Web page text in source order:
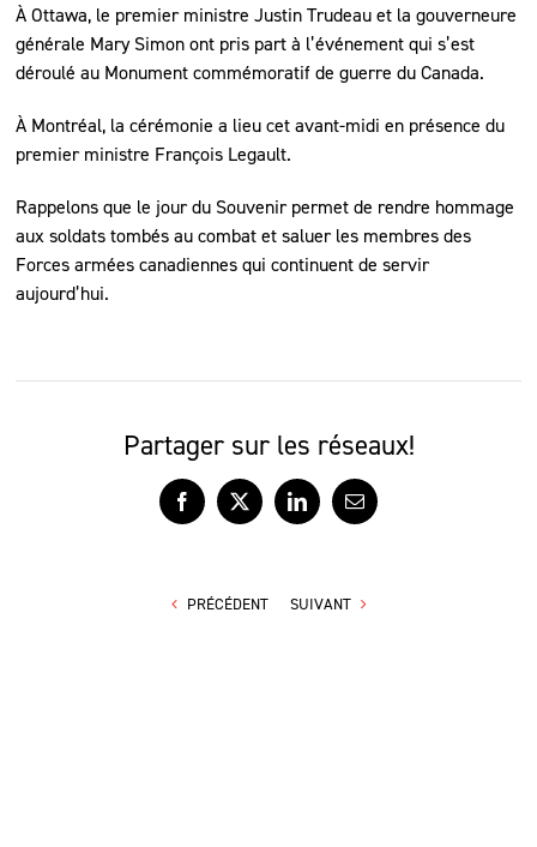
À Ottawa, le premier ministre Justin Trudeau et la gouverneure
générale Mary Simon ont pris part à l’événement qui s’est
déroulé au Monument commémoratif de guerre du Canada.
À Montréal, la cérémonie a lieu cet avant-midi en présence du
premier ministre François Legault.
Rappelons que le jour du Souvenir permet de rendre hommage
aux soldats tombés au combat et saluer les membres des
Forces armées canadiennes qui continuent de servir
aujourd’hui.
Partager sur les réseaux!
Facebook
X LinkedInCourriel
PRÉCÉDENT SUIVANT